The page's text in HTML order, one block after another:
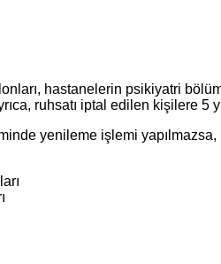
hastanelerin psikiyatri
ruhsatı iptal edilen kişilere 5
yenileme işlemi